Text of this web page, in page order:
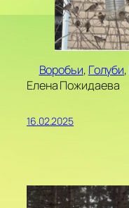
Воробьи, Голуби,
Елена Пожидаева
16.02.2025